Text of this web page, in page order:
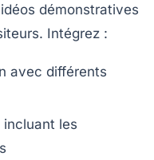
démonstratives
Intégrez :
avec différents
incluant les